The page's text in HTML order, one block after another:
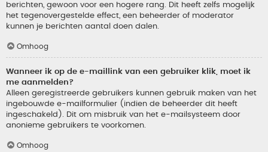
berichten, gewoon voor een hogere rang. Dit heeft zelfs mogelijk
het tegenovergestelde effect, een beheerder of moderator
kunnen je berichten aantal doen dalen.
Omhoog
Wanneer ik op de e-maillink van een gebruiker klik, moet ik
me aanmelden?
Alleen geregistreerde gebruikers kunnen gebruik maken van het
ingebouwde e-mailformulier (indien de beheerder dit heeft
ingeschakeld). Dit om misbruik van het e-mailsysteem door
anonieme gebruikers te voorkomen.
Omhoog